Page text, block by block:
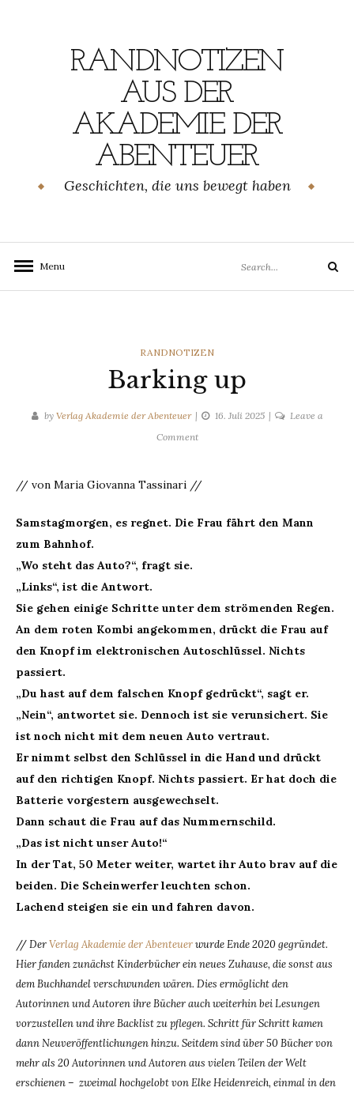
RANDNOTIZEN
AUS DER
AKADEMIE DER
ABENTEUER
Geschichten, die uns bewegt haben
Menu
for:
Search
CATEGORIES
RANDNOTIZEN
Barking up
by Verlag Akademie der Abenteuer 16. Juli 2025
Leave a
Commenton
// von Maria Giovanna Tassinari //
Samstagmorgen, es regnet. Die Frau fährt den Mann
zum Bahnhof.
„Wo steht das Auto?“, fragt sie.
„Links“, ist die Antwort.
Sie gehen einige Schritte unter dem strömenden Regen.
An dem roten Kombi angekommen, drückt die Frau auf
den Knopf im elektronischen Autoschlüssel. Nichts
passiert.
„Du hast auf dem falschen Knopf gedrückt“, sagt er.
„Nein“, antwortet sie. Dennoch ist sie verunsichert. Sie
ist noch nicht mit dem neuen Auto vertraut.
Er nimmt selbst den Schlüssel in die Hand und drückt
auf den richtigen Knopf. Nichts passiert. Er hat doch die
Batterie vorgestern ausgewechselt.
Dann schaut die Frau auf das Nummernschild.
„Das ist nicht unser Auto!“
In der Tat, 50 Meter weiter, wartet ihr Auto brav auf die
beiden. Die Scheinwerfer leuchten schon.
Lachend steigen sie ein und fahren davon.
//DerVerlag Akademie der Abenteuerwurde Ende 2020 gegründet.
Hier fanden zunächst Kinderbücher ein neues Zuhause, die sonst aus
dem Buchhandel verschwunden wären. Dies ermöglicht den
Autorinnen und Autoren ihre Bücher auch weiterhin bei Lesungen
vorzustellen und ihre Backlist zu pflegen. Schritt für Schritt kamen
dann Neuveröffentlichungen hinzu. Seitdem sind über 50 Bücher von
mehr als 20 Autorinnen und Autoren aus vielen Teilen der Welt
erschienen – zweimal hochgelobt von Elke Heidenreich, einmal in den